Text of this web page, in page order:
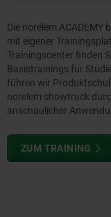
Die norelem ACADEMY
mit eigener
Trainingscenter finden
Basistrainings für
führen wir
norelem showtruck
anschaulicher
ZUM TRAINING